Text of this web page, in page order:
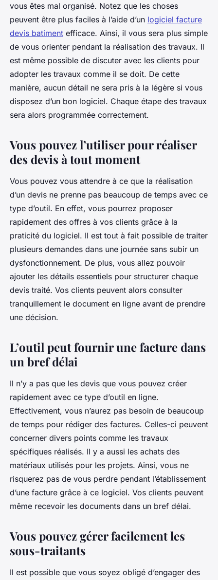
vous êtes mal organisé. Notez que les choses
peuvent être plus faciles à l’aide d’un logiciel facture
devis batiment efficace. Ainsi, il vous sera plus simple
de vous orienter pendant la réalisation des travaux. Il
est même possible de discuter avec les clients pour
adopter les travaux comme il se doit. De cette
manière, aucun détail ne sera pris à la légère si vous
disposez d’un bon logiciel. Chaque étape des travaux
sera alors programmée correctement.
Vous pouvez l’utiliser pour réaliser
des devis à tout moment
Vous pouvez vous attendre à ce que la réalisation
d’un devis ne prenne pas beaucoup de temps avec ce
type d’outil. En effet, vous pourrez proposer
rapidement des offres à vos clients grâce à la
praticité du logiciel. Il est tout à fait possible de traiter
plusieurs demandes dans une journée sans subir un
dysfonctionnement. De plus, vous allez pouvoir
ajouter les détails essentiels pour structurer chaque
devis traité. Vos clients peuvent alors consulter
tranquillement le document en ligne avant de prendre
une décision.
L’outil peut fournir une facture dans
un bref délai
Il n’y a pas que les devis que vous pouvez créer
rapidement avec ce type d’outil en ligne.
Effectivement, vous n’aurez pas besoin de beaucoup
de temps pour rédiger des factures. Celles-ci peuvent
concerner divers points comme les travaux
spécifiques réalisés. Il y a aussi les achats des
matériaux utilisés pour les projets. Ainsi, vous ne
risquerez pas de vous perdre pendant l’établissement
d’une facture grâce à ce logiciel. Vos clients peuvent
même recevoir les documents dans un bref délai.
Vous pouvez gérer facilement les
sous-traitants
Il est possible que vous soyez obligé d’engager des